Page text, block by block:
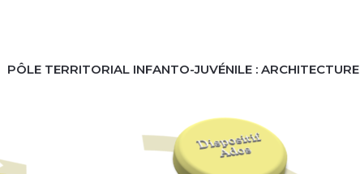
PÔLE TERRITORIAL INFANTO-JUVÉNILE : ARCHITECTURE